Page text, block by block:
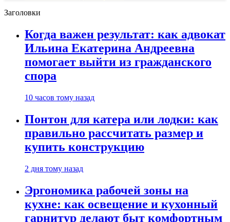
Заголовки
Когда важен результат: как адвокат
Ильина Екатерина Андреевна
помогает выйти из гражданского
спора
10 часов тому назад
Понтон для катера или лодки: как
правильно рассчитать размер и
купить конструкцию
2 дня тому назад
Эргономика рабочей зоны на
кухне: как освещение и кухонный
гарнитур делают быт комфортным